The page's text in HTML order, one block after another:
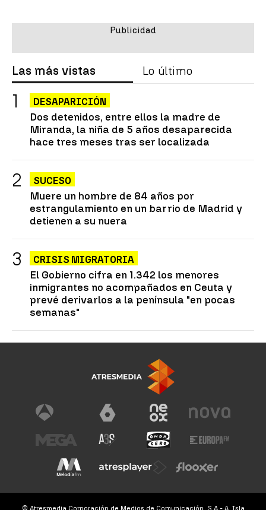
Las más vistas Lo último
DESAPARICIÓN
Dos detenidos, entre ellos la madre de
Miranda, la niña de 5 años desaparecida
hace tres meses tras ser localizada
SUCESO
Muere un hombre de 84 años por
estrangulamiento en un barrio de Madrid y
detienen a su nuera
CRISIS MIGRATORIA
El Gobierno cifra en 1.342 los menores
inmigrantes no acompañados en Ceuta y
prevé derivarlos a la península "en pocas
semanas"
© Atresmedia Corporación de Medios de Comunicación, S.A - A. Isla